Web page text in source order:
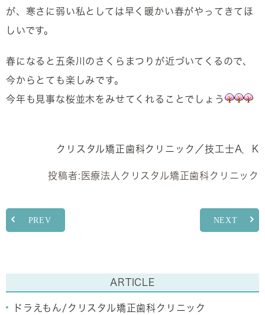
が、寒さに弱い私としては早く暖かい春がやってきてほ
しいです。
春になると五条川のさくらまつりが近づいてくるので、
今からとても楽しみです。
今年も見事な桜並木をみせてくれることでしょう
クリスタル矯正歯科クリニック／技工士A．K
投稿者: 医療法人クリスタル矯正歯科クリニック
PREV NEXT
ARTICLE
ドラえもん/クリスタル矯正歯科クリニック